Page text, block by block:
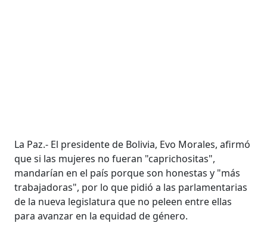
La Paz.- El presidente de Bolivia, Evo Morales, afirmó
que si las mujeres no fueran "caprichositas",
mandarían en el país porque son honestas y "más
trabajadoras", por lo que pidió a las parlamentarias
de la nueva legislatura que no peleen entre ellas
para avanzar en la equidad de género.